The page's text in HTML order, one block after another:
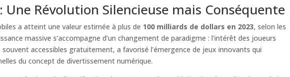
Une Révolution Silencieuse mais Conséquente
a atteint une valeur estimée à plus de 100 milliards de dollars en 2023, selon les
massive s’accompagne d’un changement de paradigme : l’intérêt des joueurs
accessibles gratuitement, a favorisé l’émergence de jeux innovants qui
du concept de divertissement numérique.